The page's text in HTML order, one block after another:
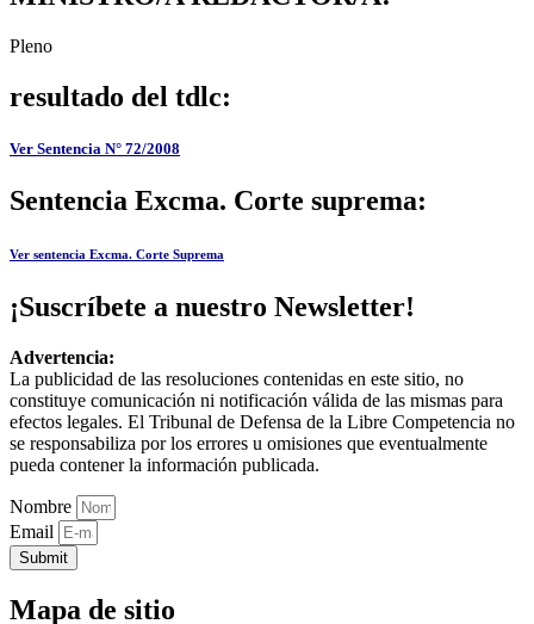
Pleno
resultado del tdlc:
Ver Sentencia N° 72/2008
Sentencia Excma. Corte suprema:
Ver sentencia Excma. Corte Suprema
¡Suscríbete a nuestro Newsletter!
Advertencia:
La publicidad de las resoluciones contenidas en este sitio, no
constituye comunicación ni notificación válida de las mismas para
efectos legales. El Tribunal de Defensa de la Libre Competencia no
se responsabiliza por los errores u omisiones que eventualmente
pueda contener la información publicada.
Nombre
Email
Submit
Mapa de sitio